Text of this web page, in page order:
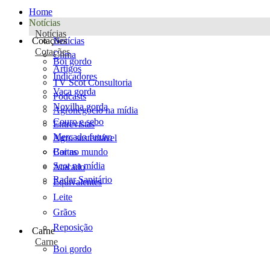
Home
Notícias
Notícias
Notícias
Clima
Artigos
TV Scot Consultoria
Podcasts
Agronegócio na mídia
Entrevistas
Agro sustentável
Cartas
Scot na mídia
Radar Sanitário
Cotações
Cotações
Boi gordo
Indicadores
Vaca gorda
Novilha gorda
Couro e sebo
Mercado futuro
Boi no mundo
Atacado
Equivalentes
Leite
Grãos
Reposição
Carne
Carne
Boi gordo